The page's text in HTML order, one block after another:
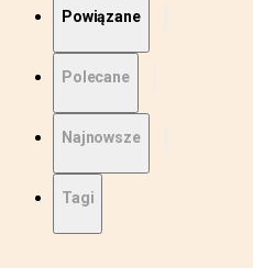
Powiązane
Polecane
Najnowsze
Tagi